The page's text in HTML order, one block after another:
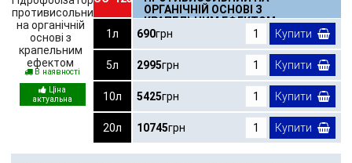
В наявності
ОРГАНІЧНІЙ ОСНОВІ З
КРАПЕЛЬНИМ ЕФЕКТОМ
1л
690грн Купити
5л 2995грн Купити
10л 5425грн Купити
20л 10745грн Купити